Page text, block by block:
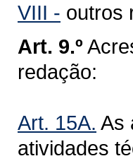
VIII - outros
Art. 9.º
redação:
Art. 15A. As
atividades